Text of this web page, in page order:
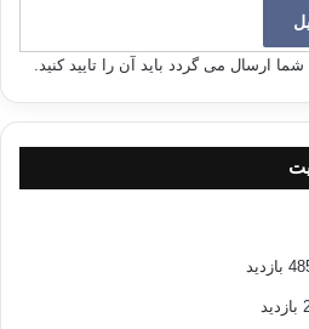
ارسال می گردد باید آن را تایید کنید.